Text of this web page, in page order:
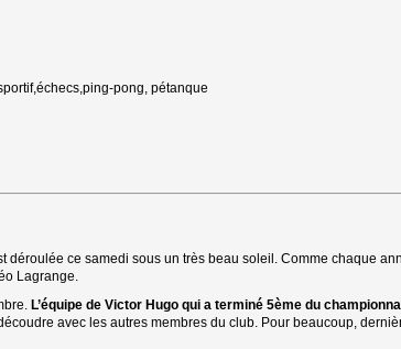
pong, pétanque
déroulée ce samedi sous un très beau soleil. Comme chaque
Lagrange.
L’équipe de Victor Hugo qui a terminé 5ème du
avec les autres membres du club. Pour beaucoup,